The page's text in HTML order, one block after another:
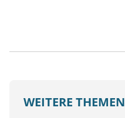
WEITERE THEMEN